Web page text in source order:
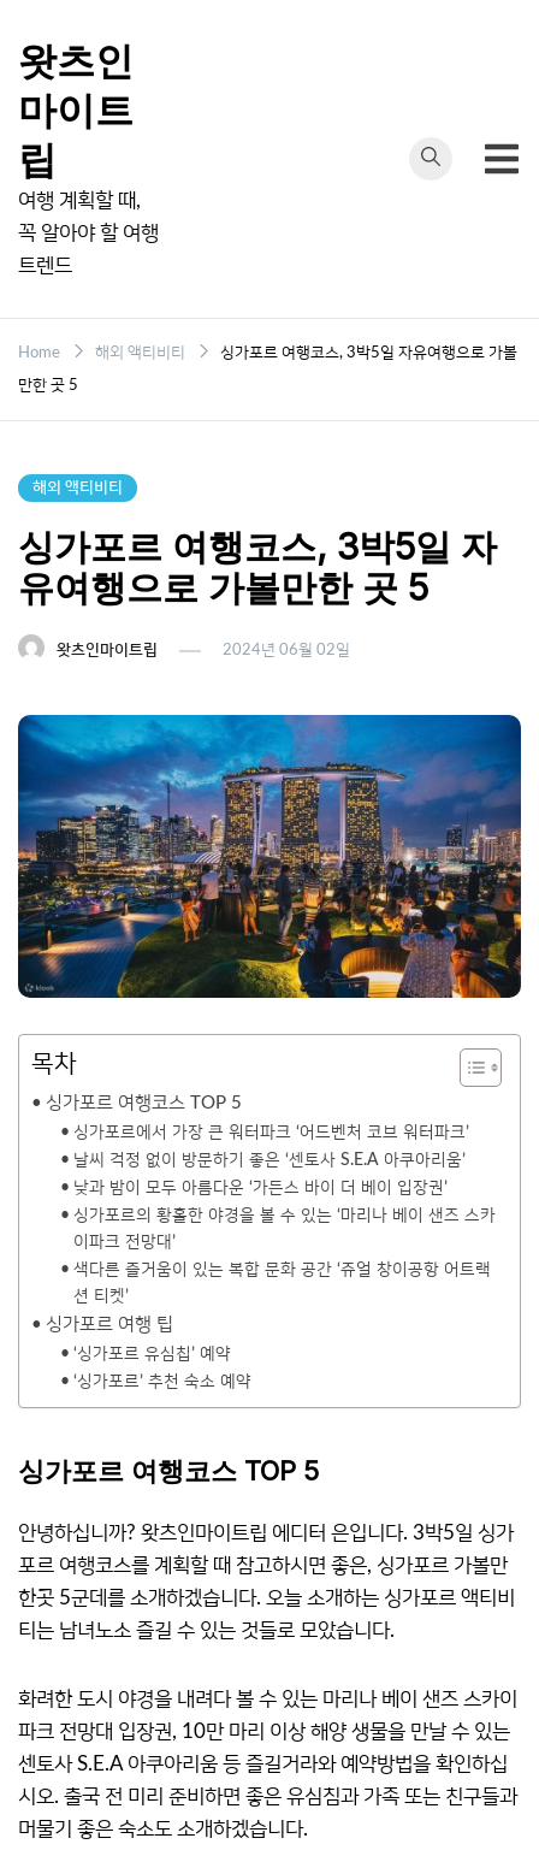
content
왓츠인
마이트
립
여행 계획할 때,
꼭 알아야 할 여행
트렌드
Home 해외 액티비티 싱가포르 여행코스, 3박5일 자유여행으로 가볼
만한 곳 5
해외 액티비티
싱가포르 여행코스, 3박5일 자
유여행으로 가볼만한 곳 5
왓츠인마이트립 2024년 06월 02일
목차
싱가포르 여행코스 TOP 5
싱가포르에서 가장 큰 워터파크 ‘어드벤처 코브 워터파크’
날씨 걱정 없이 방문하기 좋은 ‘센토사 S.E.A 아쿠아리움’
낮과 밤이 모두 아름다운 ‘가든스 바이 더 베이 입장권’
싱가포르의 황홀한 야경을 볼 수 있는 ‘마리나 베이 샌즈 스카
이파크 전망대’
색다른 즐거움이 있는 복합 문화 공간 ‘쥬얼 창이공항 어트랙
션 티켓’
싱가포르 여행 팁
‘싱가포르 유심칩’ 예약
‘싱가포르’ 추천 숙소 예약
싱가포르 여행코스 TOP 5
안녕하십니까? 왓츠인마이트립 에디터 은입니다. 3박5일 싱가
포르 여행코스를 계획할 때 참고하시면 좋은, 싱가포르 가볼만
한곳 5군데를 소개하겠습니다. 오늘 소개하는 싱가포르 액티비
티는 남녀노소 즐길 수 있는 것들로 모았습니다.
화려한 도시 야경을 내려다 볼 수 있는 마리나 베이 샌즈 스카이
파크 전망대 입장권, 10만 마리 이상 해양 생물을 만날 수 있는
센토사 S.E.A 아쿠아리움 등 즐길거라와 예약방법을 확인하십
시오. 출국 전 미리 준비하면 좋은 유심침과 가족 또는 친구들과
머물기 좋은 숙소도 소개하겠습니다.